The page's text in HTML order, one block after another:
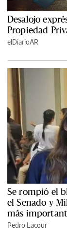
Desalojo
Propiedad
elDiarioAR
Se rompió el
el Senado y
más
Pedro Lacour